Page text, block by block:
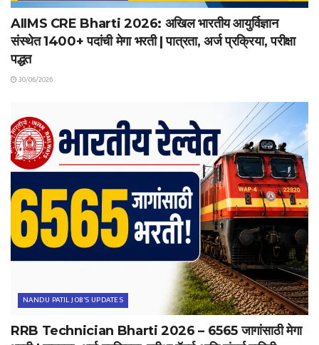
AIIMS CRE Bharti 2026: अखिल भारतीय आयुर्विज्ञान
संस्थेत 1400+ पदांची मेगा भरती | पात्रता, अर्ज प्रक्रिया, परीक्षा
पद्धत
30/06/2026
NANDU PATIL JOB'S UPDATES
RRB Technician Bharti 2026 – 6565 जागांसाठी मेगा